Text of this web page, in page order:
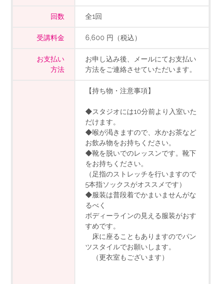
回数 全1回
受講料金 6,600 円（税込）
お支払い
方法
お申し込み後、メールにてお支払い
方法をご連絡させていただいます。
【持ち物・注意事項】
◆スタジオには10分前より入室いた
だけます。
◆喉が渇きますので、水かお茶など
お飲み物をお持ちください。
◆靴を脱いでのレッスンです。靴下
をお持ちください。
（足指のストレッチを行いますので
5本指ソックスがオススメです）
◆服装は普段着でかまいませんがな
るべく
ボディーラインの見える服装がおす
すめです。
床に座ることもありますのでパン
ツスタイルでお願いします。
（更衣室もございます）